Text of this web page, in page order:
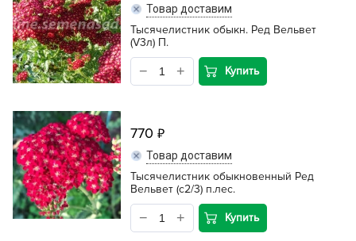
Товар доставим
Тысячелистник обыкн. Ред Вельвет
(V3л) П.
Купить
770
Товар доставим
Тысячелистник обыкновенный Ред
Вельвет (с2/3) п.лес.
Купить